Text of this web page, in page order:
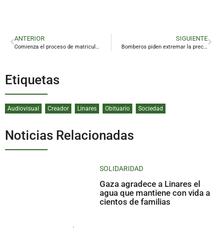
ANTERIOR
Comienza el proceso de matriculación para más de 45.000 escolares en la provincia
SIGUIENTE
Bomberos piden extremar la precaución ante el elevado riesgo de incendios en solares
Etiquetas
Audiovisual Creador Linares Obituario Sociedad
Noticias Relacionadas
SOLIDARIDAD
Gaza agradece a Linares el
agua que mantiene con vida a
cientos de familias